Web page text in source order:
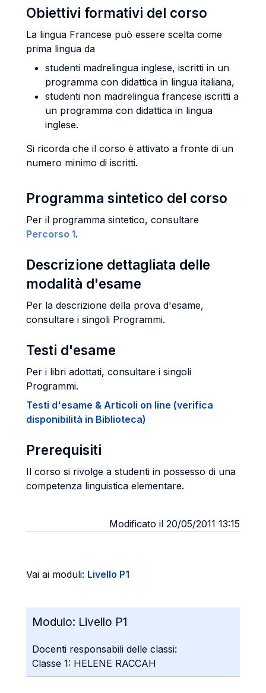
Obiettivi formativi del corso
La lingua Francese può essere scelta come
prima lingua da
studenti madrelingua inglese, iscritti in un
programma con didattica in lingua italiana,
studenti non madrelingua francese iscritti a
un programma con didattica in lingua
inglese.
Si ricorda che il corso è attivato a fronte di un
numero minimo di iscritti.
Programma sintetico del corso
Per il programma sintetico, consultare
Percorso 1.
Descrizione dettagliata delle
modalità d'esame
Per la descrizione della prova d'esame,
consultare i singoli Programmi.
Testi d'esame
Per i libri adottati, consultare i singoli
Programmi.
Testi d'esame & Articoli on line (verifica
disponibilità in Biblioteca)
Prerequisiti
Il corso si rivolge a studenti in possesso di una
competenza linguistica elementare.
Modificato il 20/05/2011 13:15
Vai ai moduli: Livello P1
Modulo: Livello P1
Docenti responsabili delle classi:
Classe 1: HELENE RACCAH